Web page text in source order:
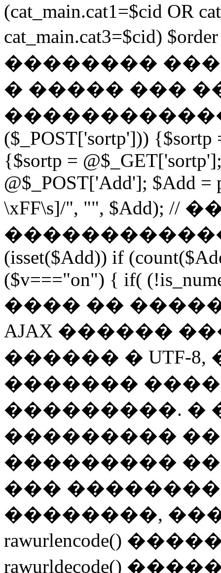
(cat_main.cat1=$cid OR
cat_main.cat3=$cid)
��������
� ����� ���
������������ if
($_POST['sortp'])) {$sortp
{$sortp =
@$_POST['Add']; $Add =
\xFF\s]/", "",
(isset($Add)) if
($v==="on") { if(
���� ��
AJAX ������
������ � UTF-
�������
���������. �
���������
���������
���
��������,
rawurlencode()
rawurldecode()